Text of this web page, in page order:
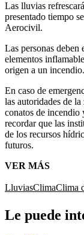
Las lluvias
presentado tiempo
Aerocivil.
Las personas deben
elementos
origen a un incendio.
En caso de
las autoridades de
conatos de
recordar que las
de los recursos
futuros.
VER MÁS
LluviasClimaClima
Le puede